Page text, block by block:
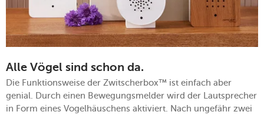
Alle Vögel sind schon da.
Die Funktionsweise der Zwitscherbox™ ist einfach aber
genial. Durch einen Bewegungsmelder wird der Lautsprecher
in Form eines Vogelhäuschens aktiviert. Nach ungefähr zwei